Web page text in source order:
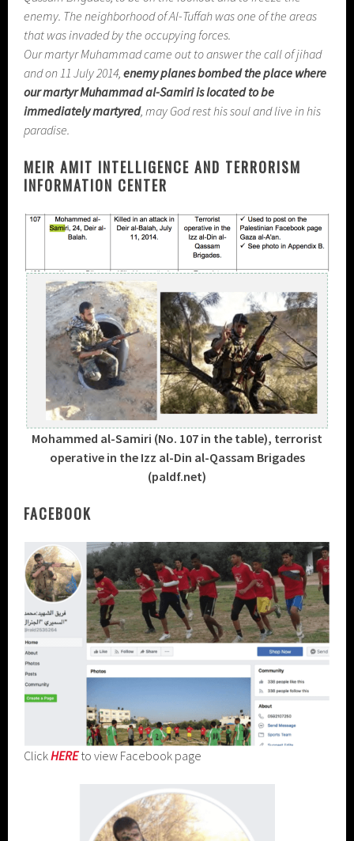
enemy. The neighborhood of Al-Tuffah was one of the areas
that was invaded by the occupying forces.
Our martyr Muhammad came out to answer the call of jihad
and on 11 July 2014,enemy planes bombed the place where
our martyr Muhammad al-Samiri is located to be
immediately martyred, may God rest his soul and live in his
paradise.
MEIR AMIT INTELLIGENCE AND TERRORISM
INFORMATION CENTER
Mohammed al-Samiri (No. 107 in the table), terrorist
operative in the Izz al-Din al-Qassam Brigades
(paldf.net)
FACEBOOK
ClickHEREto view Facebook page